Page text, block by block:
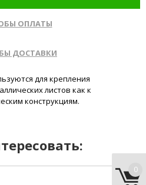
ОПЛАТЫ
ДОСТАВКИ
для крепления
листов как к
конструкциям.
0